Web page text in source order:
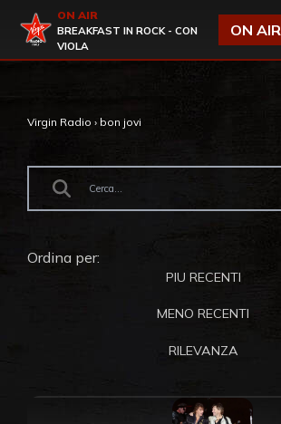
Virgin Radio
ON AIR
BREAKFAST IN ROCK - CON
VIOLA
ON AIR
Virgin Radio › bon jovi
Ordina per:
PIU RECENTI
MENO RECENTI
RILEVANZA